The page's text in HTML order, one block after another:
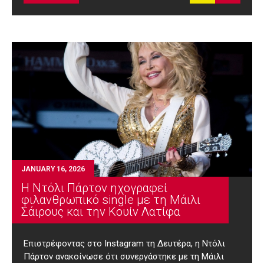
JANUARY 16, 2026
Η Ντόλι Πάρτον ηχογραφεί
φιλανθρωπικό single με τη Μάιλι
Σάιρους και την Κουίν Λατίφα
Επιστρέφοντας στο Instagram τη Δευτέρα, η Ντόλι
Πάρτον ανακοίνωσε ότι συνεργάστηκε με τη Μάιλι